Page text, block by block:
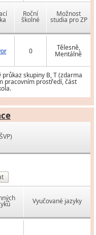
Roční
školné
Možnost
studia pro ZP
0 Tělesně,
Mentálně
skupiny B, T (zdarma
pracovním prostředí, část
Vyučované jazyky